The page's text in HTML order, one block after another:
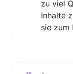
zu viel
Inhalte
sie zum